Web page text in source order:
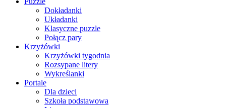
Dokładanki
Układanki
Klasyczne puzzle
Połącz pary
Krzyżówki
Krzyżówki tygodnia
Rozsypane litery
Wykreślanki
Portale
Dla dzieci
Szkoła podstawowa